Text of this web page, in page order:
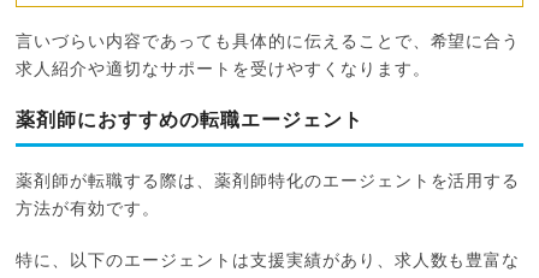
言いづらい内容であっても具体的に伝えることで、希望に合う
求人紹介や適切なサポートを受けやすくなります。
薬剤師におすすめの転職エージェント
薬剤師が転職する際は、薬剤師特化のエージェントを活用する
方法が有効です。
特に、以下のエージェントは支援実績があり、求人数も豊富な